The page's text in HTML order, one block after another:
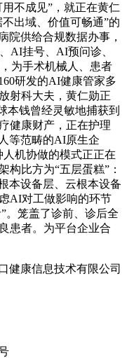
不成见”，就正在黄仁
出域、价值可畅通”的
院供给合规数据办事，
AI挂号、AI预问诊、
为手术机械人、患者
研发的AI健康管家多
射科大夫，黄仁勋正
本钱曾经灵敏地捕获到
健康财产，正在护理
等范畴的AI原生企
机协做的模式正正在
构比方为“五层蛋糕”：
本设备层、云根本设备
AI对工做影响的环节
。笼盖了诊前、诊后全
患者。为平台企业合
健康信息技术有限公司